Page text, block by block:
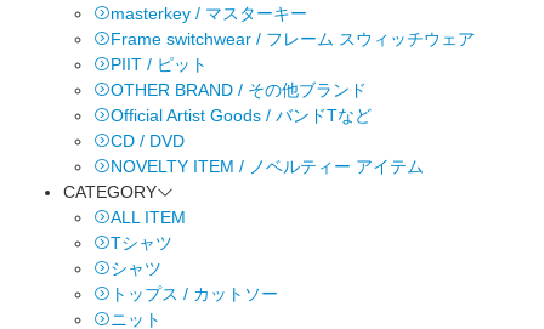
masterkey / マスターキー
Frame switchwear / フレーム スウィッチウェア
PIIT / ピット
OTHER BRAND / その他ブランド
Official Artist Goods / バンドTなど
CD / DVD
NOVELTY ITEM / ノベルティー アイテム
CATEGORY
ALL ITEM
Tシャツ
シャツ
トップス / カットソー
ニット